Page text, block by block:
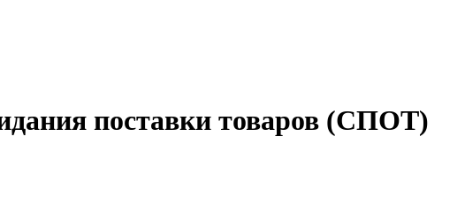
поставки товаров (СПОТ)